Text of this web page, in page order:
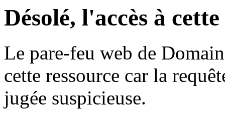
Désolé, l'accès à
Le pare-feu web de
cette ressource car la
jugée suspicieuse.